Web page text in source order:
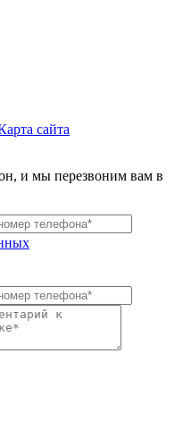
сайта
и мы перезвоним вам в